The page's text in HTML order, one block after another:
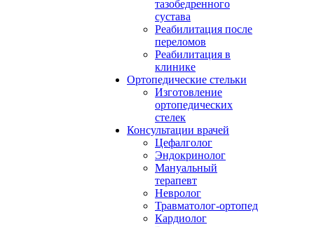
тазобедренного
сустава
Реабилитация после
переломов
Реабилитация в
клинике
Ортопедические стельки
Изготовление
ортопедических
стелек
Консультации врачей
Цефалголог
Эндокринолог
Мануальный
терапевт
Невролог
Травматолог-ортопед
Кардиолог